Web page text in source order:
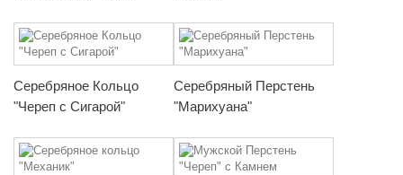
Серебряное Кольцо
"Череп с Сигарой"
Серебряный Перстень
"Марихуана"